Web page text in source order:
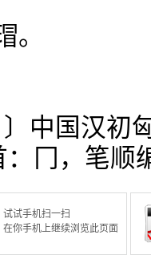
。
中国汉初
冂，笔顺
试试手机扫一扫
在你手机上继续浏览此页面